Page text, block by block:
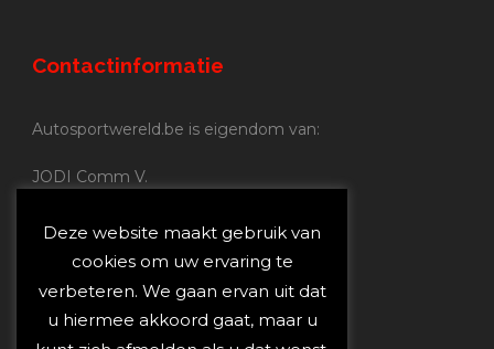
Contactinformatie
Autosportwereld.be is eigendom van:
JODI Comm V.
Nijverheidsstraat 70
2160 Wommelgem
Autosportwereld.be:
Redactie:joost@autosportwereld.be
Deze website maakt gebruik van
cookies om uw ervaring te
verbeteren. We gaan ervan uit dat
u hiermee akkoord gaat, maar u